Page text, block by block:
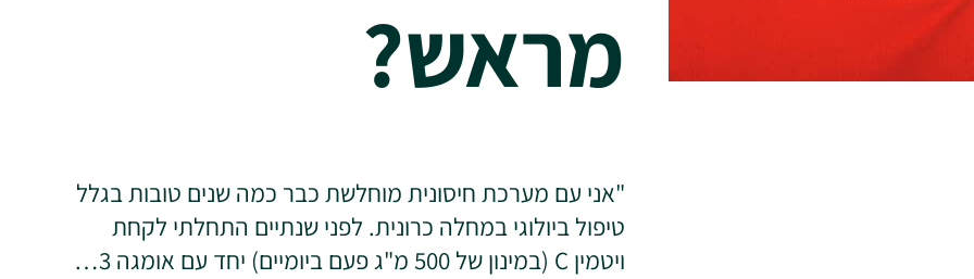
מראש?
"אני עם מערכת חיסונית מוחלשת כבר כמה שנים טובות בגלל
טיפול ביולוגי במחלה כרונית. לפני שנתיים התחלתי לקחת
ויטמין C (במינון של 500 מ"ג פעם ביומיים) יחד עם אומגה 3…